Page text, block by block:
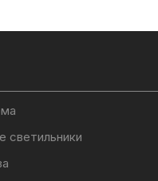
светильники